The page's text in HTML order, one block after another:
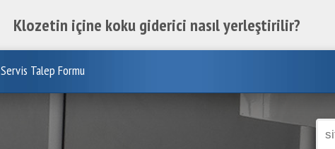
Klozetin içine koku giderici nasıl yerleştirilir?
Servis Talep Formu